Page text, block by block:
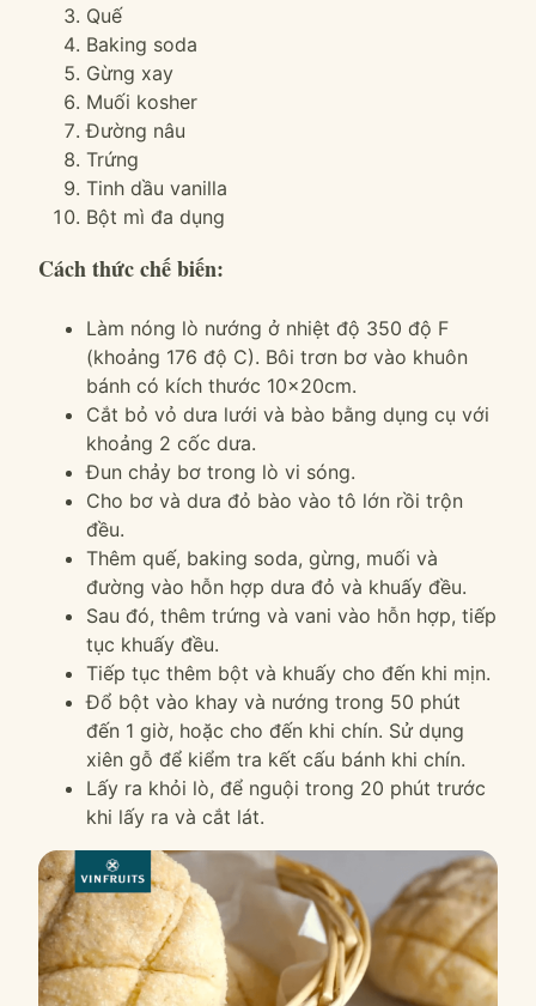
Quế
Baking soda
Gừng xay
Muối kosher
Đường nâu
Trứng
Tinh dầu vanilla
Bột mì đa dụng
Cách thức chế biến:
Làm nóng lò nướng ở nhiệt độ 350 độ F
(khoảng 176 độ C). Bôi trơn bơ vào khuôn
bánh có kích thước 10x20cm.
Cắt bỏ vỏ dưa lưới và bào bằng dụng cụ với
khoảng 2 cốc dưa.
Đun chảy bơ trong lò vi sóng.
Cho bơ và dưa đỏ bào vào tô lớn rồi trộn
đều.
Thêm quế, baking soda, gừng, muối và
đường vào hỗn hợp dưa đỏ và khuấy đều.
Sau đó, thêm trứng và vani vào hỗn hợp, tiếp
tục khuấy đều.
Tiếp tục thêm bột và khuấy cho đến khi mịn.
Đổ bột vào khay và nướng trong 50 phút
đến 1 giờ, hoặc cho đến khi chín. Sử dụng
xiên gỗ để kiểm tra kết cấu bánh khi chín.
Lấy ra khỏi lò, để nguội trong 20 phút trước
khi lấy ra và cắt lát.